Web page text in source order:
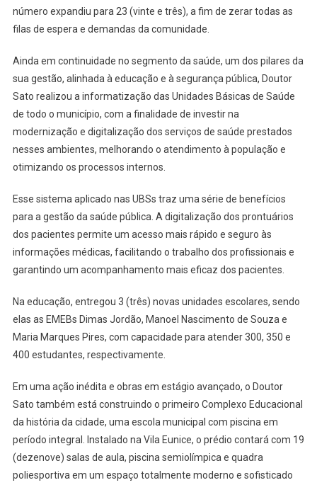
número expandiu para 23 (vinte e três), a fim de zerar todas as
filas de espera e demandas da comunidade.
Ainda em continuidade no segmento da saúde, um dos pilares da
sua gestão, alinhada à educação e à segurança pública, Doutor
Sato realizou a informatização das Unidades Básicas de Saúde
de todo o município, com a finalidade de investir na
modernização e digitalização dos serviços de saúde prestados
nesses ambientes, melhorando o atendimento à população e
otimizando os processos internos.
Esse sistema aplicado nas UBSs traz uma série de benefícios
para a gestão da saúde pública. A digitalização dos prontuários
dos pacientes permite um acesso mais rápido e seguro às
informações médicas, facilitando o trabalho dos profissionais e
garantindo um acompanhamento mais eficaz dos pacientes.
Na educação, entregou 3 (três) novas unidades escolares, sendo
elas as EMEBs Dimas Jordão, Manoel Nascimento de Souza e
Maria Marques Pires, com capacidade para atender 300, 350 e
400 estudantes, respectivamente.
Em uma ação inédita e obras em estágio avançado, o Doutor
Sato também está construindo o primeiro Complexo Educacional
da história da cidade, uma escola municipal com piscina em
período integral. Instalado na Vila Eunice, o prédio contará com 19
(dezenove) salas de aula, piscina semiolímpica e quadra
poliesportiva em um espaço totalmente moderno e sofisticado